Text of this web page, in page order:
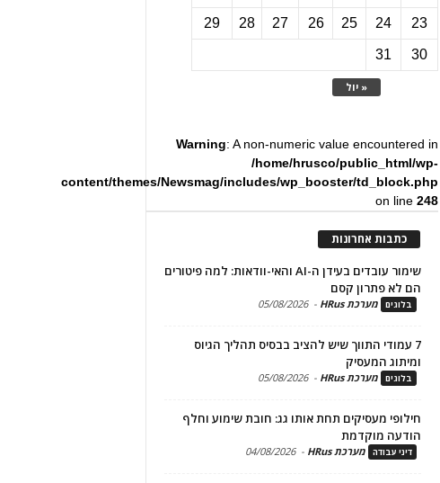
« יול
23
24
25
26
27
28
29
30
31
Warning: A non-numeric value encountered in
/home/hrusco/public_html/wp-
content/themes/Newsmag/includes/wp_booster/td_block.php
on line248
כתבות אחרונות
שימור עובדים בעידן ה-AI והאי-וודאות: למה פיטורים
הם לא פתרון קסם
בלוגים מערכת HRus -
05/08/2026
7 עמודי התווך שיש להציב בבסיס תהליך הגיוס
ומיתוג המעסיק
בלוגים מערכת HRus -
05/08/2026
חילופי מעסיקים תחת אותו גג: חובת שימוע וחלף
הודעה מוקדמת
דיני עבודה מערכת HRus -
04/08/2026